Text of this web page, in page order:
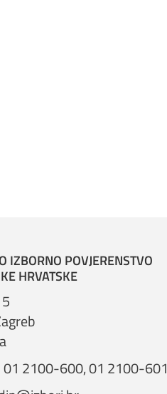
IZBORNO POVJERENSTVO
HRVATSKE
01 2100-600,01 2100-601